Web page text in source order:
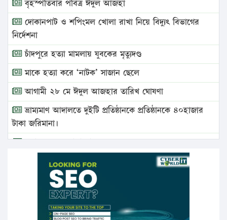
বৃহস্পতিবার পবিত্র ঈদুল আজহা
দোকানপাট ও শপিংমল খোলা রাখা নিয়ে বিদ্যুৎ বিভাগের
নির্দেশনা
চাঁদপুরে হত্যা মামলায় যুবকের মৃত্যুদণ্ড
মাকে হত্যা করে ‘নাটক’ সাজান ছেলে
আগামী ২৮ মে ঈদুল আজহার তারিখ ঘোষণা
ভ্রাম্যমাণ আদালতে দুইটি প্রতিষ্ঠানকে প্রতিষ্ঠানকে ৪০হাজার
টাকা জরিমানা।
এবার লঞ্চের ভাড়া বাড়ল
১৭ থেকে ২১ শতাংশ বিদ্যুতের দাম বাড়ানোর প্রস্তাব পিডিবির
১৬ মে চাঁদপুর ও ২৫ মে ফেনী সফরে যাবেন প্রধানমন্ত্রী
উচ্চশিক্ষায় গৌরবময় অর্জন: পূর্ণ স্কলারশিপে যুক্তরাষ্ট্রে
পিএইচডি করছেন কুয়েটের কৃতি…